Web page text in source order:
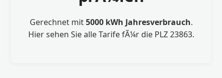
Gerechnet mit5000 kWh Jahresverbrauch.
Hier sehen Sie alle Tarife fÃ¼r die PLZ 23863.